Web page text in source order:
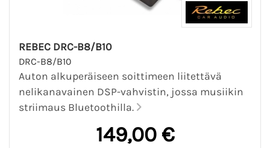
REBEC DRC-B8/B10
DRC-B8/B10
Auton alkuperäiseen soittimeen liitettävä
nelikanavainen DSP-vahvistin, jossa musiikin
striimaus Bluetoothilla.
149,00 €